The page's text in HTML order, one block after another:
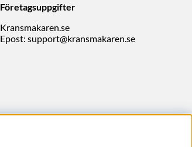
Företagsuppgifter
Kransmakaren.se
Epost: support@kransmakaren.se